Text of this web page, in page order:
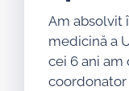
Am absolvit
medicină a
cei 6 ani am